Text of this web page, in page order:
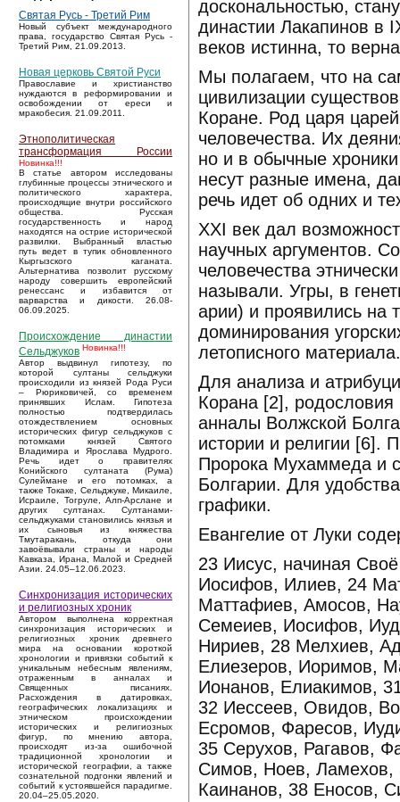
Святая Русь - Третий Рим
Новый субъект международного
права, государство Святая Русь -
Третий Рим, 21.09.2013.
Новая церковь Святой Руси
Православие и христианство
нуждаются в реформировании и
освобождении от ереси и
мракобесия. 21.09.2011.
Этнополитическая
трансформация России
Новинка!!!
В статье автором исследованы
глубинные процессы этнического и
политического характера,
происходящие внутри российского
общества. Русская
государственность и народ
находятся на острие исторической
развилки. Выбранный властью
путь ведет в тупик обновленного
Кыргызского каганата.
Альтернатива позволит русскому
народу совершить европейский
ренессанс и избавится от
варварства и дикости. 26.08-
06.09.2025.
Происхождение династии
Сельджуков Новинка!!!
Автор выдвинул гипотезу, по
которой султаны сельджуки
происходили из князей Рода Руси
– Рюриковичей, со временем
принявших Ислам. Гипотеза
полностью подтвердилась
отождествлением основных
исторических фигур сельджуков с
потомками князей Святого
Владимира и Ярослава Мудрого.
Речь идет о правителях
Конийского султаната (Рума)
Сулеймане и его потомках, а
также Токаке, Сельджуке, Микаиле,
Исраиле, Тогруле, Алп-Арслане и
других султанах. Султанами-
сельджуками становились князья и
их сыновья из княжества
Тмутаракань, откуда они
завоёвывали страны и народы
Кавказа, Ирана, Малой и Средней
Азии. 24.05–12.06.2023.
Синхронизация исторических
и религиозных хроник
Автором выполнена корректная
синхронизация исторических и
религиозных хроник древнего
мира на основании короткой
хронологии и привязки событий к
уникальным небесным явлениям,
отраженным в анналах и
Священных писаниях.
Расхождения в датировках,
географических локализациях и
этническом происхождении
исторических и религиозных
фигур, по мнению автора,
происходят из-за ошибочной
традиционной хронологии и
исторической географии, а также
сознательной подгонки явлений и
событий к устоявшейся парадигме.
20.04–25.05.2020.
доскональностью,
династии Лакапинов в
веков истинна, то
Мы полагаем, что на
цивилизации
Коране. Род царя
человечества. Их
но и в обычные
несут разные имена,
речь идет об одних и
XXI век дал
научных аргументов.
человечества
называли. Угры, в
арии) и проявились на
доминирования
летописного материала.
Для анализа и
Корана [2],
анналы Волжской
истории и религии [6].
Пророка Мухаммеда и
Болгарии. Для
графики.
Евангелие от Луки
23 Иисус, начиная
Иосифов, Илиев, 24
Маттафиев, Амосов,
Семеиев, Иосифов,
Нириев, 28 Мелхиев,
Елиезеров, Иоримов,
Ионанов, Елиакимов,
32 Иессеев, Овидов,
Есромов, Фаресов,
35 Серухов, Рагавов,
Симов, Ноев,
Каинанов, 38 Еносов,